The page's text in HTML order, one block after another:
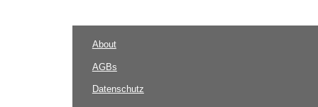
About
AGBs
Datenschutz